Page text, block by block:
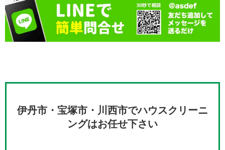
伊丹市・宝塚市・川西市でハウスクリーニ
ングはお任せ下さい